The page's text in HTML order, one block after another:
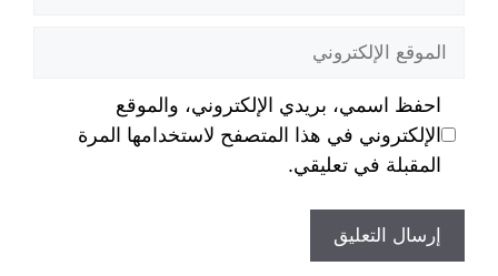
احفظ اسمي، بريدي الإلكتروني، والموقع
الإلكتروني في هذا المتصفح لاستخدامها المرة
المقبلة في تعليقي.